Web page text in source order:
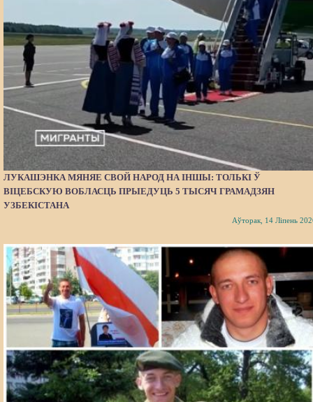
ЛУКАШЭНКА МЯНЯЕ СВОЙ НАРОД НА ІНШЫ: ТОЛЬКІ Ў
ВІЦЕБСКУЮ ВОБЛАСЦЬ ПРЫЕДУЦЬ 5 ТЫСЯЧ ГРАМАДЗЯН
УЗБЕКІСТАНА
Аўторак, 14 Ліпень